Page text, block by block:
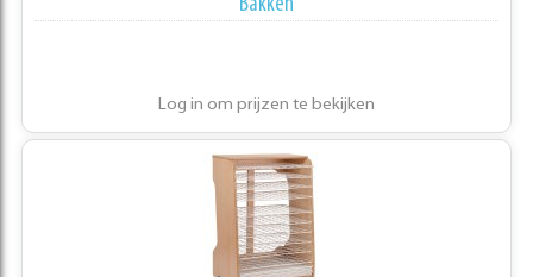
Bakken
Log in om prijzen te bekijken